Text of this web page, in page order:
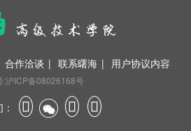
合作洽谈 | 联系曙海 | 用户协议内容
:沪ICP备08026168号